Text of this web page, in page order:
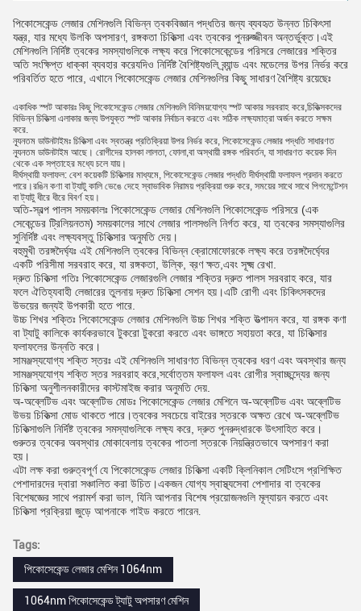
পিকোসেকেন্ড লেজার মেশিনগুলি বিভিন্ন ত্বকবিজ্ঞান পদ্ধতির জন্য ব্যবহৃত উন্নত চিকিৎসা
যন্ত্র, যার মধ্যে উলকি অপসারণ, রঙ্গকতা চিকিত্সা এবং ত্বকের পুনরুজ্জীবন অন্তর্ভুক্ত।এই
মেশিনগুলি নির্দিষ্ট ত্বকের সমস্যাগুলিকে লক্ষ্য করে পিকোসেকেন্ডের পরিসরে লেজারের শক্তির
অতি সংক্ষিপ্ত ধাক্কা ব্যবহার করেযদিও নির্দিষ্ট বৈশিষ্ট্যগুলি ব্র্যান্ড এবং মডেলের উপর নির্ভর করে
পরিবর্তিত হতে পারে, এখানে পিকোসেকেন্ড লেজার মেশিনগুলির কিছু সাধারণ বৈশিষ্ট্য রয়েছেঃ
একাধিক স্পট আকারঃ কিছু পিকোসেকেন্ড লেজার মেশিনগুলি বিনিময়যোগ্য স্পট আকার সরবরাহ করে,চিকিত্সকদের
বিভিন্ন চিকিত্সা এলাকার জন্য উপযুক্ত স্পট আকার নির্বাচন করতে এবং সঠিক লক্ষ্যমাত্রা অর্জন করতে সক্ষম
করে.
ন্যূনতম ডাউনটাইমঃ চিকিত্সা এবং স্বতন্ত্র প্রতিক্রিয়া উপর নির্ভর করে, পিকোসেকেন্ড লেজার পদ্ধতি সাধারণত
ন্যূনতম ডাউনটাইম আছে। রোগীদের হালকা লালতা, ফোলা,বা অস্থায়ী রঙ্গক পরিবর্তন, যা সাধারণত কয়েক দিন
থেকে এক সপ্তাহের মধ্যে চলে যায়।
দীর্ঘস্থায়ী ফলাফল: বেশ কয়েকটি চিকিত্সার মাধ্যমে, পিকোসেকেন্ড লেজার পদ্ধতি দীর্ঘস্থায়ী ফলাফল প্রদান করতে
পারে।রঙিন কণা বা ট্যাটু কালি ভেঙে দেহে স্বাভাবিক নিরাময় প্রক্রিয়া শুরু করে, সময়ের সাথে সাথে পিগমেন্টেশন
বা ট্যাটু ধীরে ধীরে বিবর্ণ হয়।
অতি-স্বল্প পালস সময়কালঃ পিকোসেকেন্ড লেজার মেশিনগুলি পিকোসেকেন্ড পরিসরে (এক
সেকেন্ডের ট্রিলিয়নতম) সময়কালের সাথে লেজার পালসগুলি নির্গত করে, যা ত্বকের সমস্যাগুলির
সুনির্দিষ্ট এবং লক্ষ্যবস্তু চিকিত্সার অনুমতি দেয়।
বহুমুখী তরঙ্গদৈর্ঘ্যঃ এই মেশিনগুলি ত্বকের বিভিন্ন ক্রোমোফোরকে লক্ষ্য করে তরঙ্গদৈর্ঘ্যের
একটি পরিসীমা সরবরাহ করে, যা রঙ্গকতা, উল্কি, ব্রণ ক্ষত,এবং সূক্ষ্ম রেখা.
দ্রুত চিকিত্সা গতিঃ পিকোসেকেন্ড লেজারগুলি লেজার শক্তির দ্রুত পালস সরবরাহ করে, যার
ফলে ঐতিহ্যবাহী লেজারের তুলনায় দ্রুত চিকিত্সা সেশন হয়।এটি রোগী এবং চিকিৎসকদের
উভয়ের জন্যই উপকারী হতে পারে.
উচ্চ শিখর শক্তিঃ পিকোসেকেন্ড লেজার মেশিনগুলি উচ্চ শিখর শক্তি উত্পাদন করে, যা রঙ্গক কণা
বা ট্যাটু কালিকে কার্যকরভাবে টুকরো টুকরো করতে এবং ভাঙ্গতে সহায়তা করে, যা চিকিত্সার
ফলাফলের উন্নতি করে।
সামঞ্জস্যযোগ্য শক্তি স্তরঃ এই মেশিনগুলি সাধারণত বিভিন্ন ত্বকের ধরণ এবং অবস্থার জন্য
সামঞ্জস্যযোগ্য শক্তি স্তর সরবরাহ করে,সর্বোত্তম ফলাফল এবং রোগীর স্বাচ্ছন্দ্যের জন্য
চিকিত্সা অনুশীলনকারীদের কাস্টমাইজ করার অনুমতি দেয়.
অ-অব্লেটিভ এবং অব্লেটিভ মোডঃ পিকোসেকেন্ড লেজার মেশিনে অ-অব্লেটিভ এবং অব্লেটিভ
উভয় চিকিত্সা মোড থাকতে পারে।ত্বকের সবচেয়ে বাইরের স্তরকে অক্ষত রেখে অ-অব্লেটিভ
চিকিত্সাগুলি নির্দিষ্ট ত্বকের সমস্যাগুলিকে লক্ষ্য করে, দ্রুত পুনরুদ্ধারকে উৎসাহিত করে।
গুরুতর ত্বকের অবস্থার মোকাবেলায় ত্বকের পাতলা স্তরকে নিয়ন্ত্রিতভাবে অপসারণ করা
হয়।
এটা লক্ষ করা গুরুত্বপূর্ণ যে পিকোসেকেন্ড লেজার চিকিত্সা একটি ক্লিনিকাল সেটিংসে প্রশিক্ষিত
পেশাদারদের দ্বারা সঞ্চালিত করা উচিত।একজন যোগ্য স্বাস্থ্যসেবা পেশাদার বা ত্বকের
বিশেষজ্ঞের সাথে পরামর্শ করা ভাল, যিনি আপনার বিশেষ প্রয়োজনগুলি মূল্যায়ন করতে এবং
চিকিত্সা প্রক্রিয়া জুড়ে আপনাকে গাইড করতে পারেন.
Tags:
পিকোসেকেন্ড লেজার মেশিন 1064nm
1064nm পিকোসেকেন্ড ট্যাটু অপসারণ মেশিন